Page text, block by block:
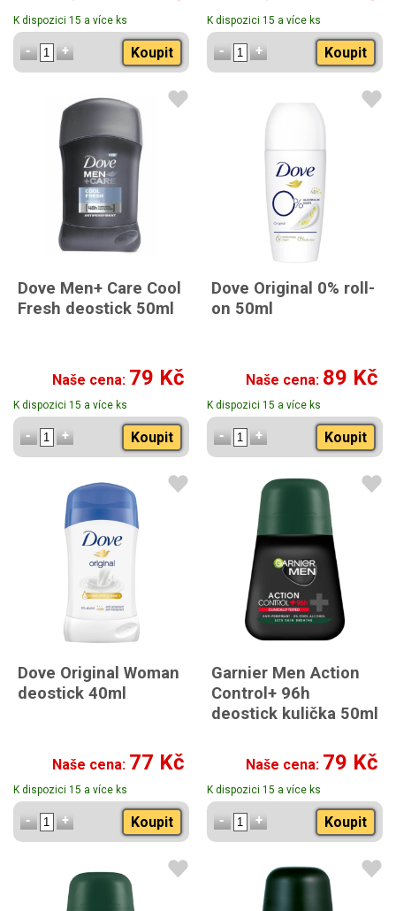
K dispozici 15 a více ks
Koupit
K dispozici 15 a více ks
Koupit
Dove Men+ Care Cool
Fresh deostick 50ml
Naše cena: 79 Kč
K dispozici 15 a více ks
Koupit
Dove Original 0% roll-
on 50ml
Naše cena: 89 Kč
K dispozici 15 a více ks
Koupit
Dove Original Woman
deostick 40ml
Naše cena: 77 Kč
K dispozici 15 a více ks
Koupit
Garnier Men Action
Control+ 96h
deostick kulička 50ml
Naše cena: 79 Kč
K dispozici 15 a více ks
Koupit